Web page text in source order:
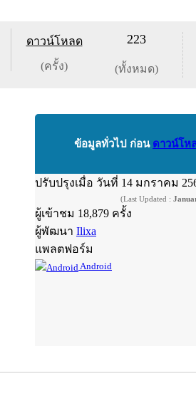
ดาวน์โหลด
(ครั้ง)
223
(ทั้งหมด)
ข้อมูลทั่วไป ก่อน ดาวน์โห
ปรับปรุงเมื่อ วันที่ 14 มกราคม
(Last Updated :
ผู้เข้าชม 18,879 ครั้ง
ผู้พัฒนา Ilixa
แพลตฟอร์ม
Android